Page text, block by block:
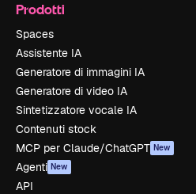
Prodotti
Spaces
Assistente IA
Generatore di immagini IA
Generatore di video IA
Sintetizzatore vocale IA
Contenuti stock
MCP per Claude/ChatGPT New
Agenti New
API